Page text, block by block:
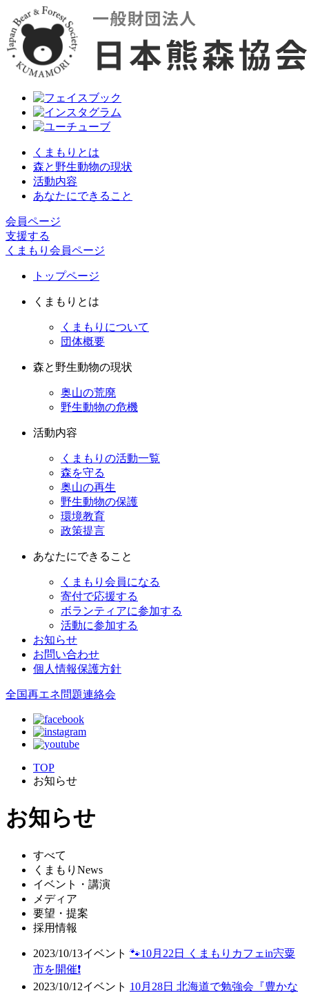
くまもりとは
森と野生動物の現状
活動内容
あなたにできること
会員ページ
支援する
くまもり会員ページ
トップページ
くまもりとは
くまもりについて
団体概要
森と野生動物の現状
奥山の荒廃
野生動物の危機
活動内容
くまもりの活動一覧
森を守る
奥山の再生
野生動物の保護
環境教育
政策提言
あなたにできること
くまもり会員になる
寄付で応援する
ボランティアに参加する
活動に参加する
お知らせ
お問い合わせ
個人情報保護方針
全国再エネ問題連絡会
TOP
お知らせ
お知らせ
すべて
くまもりNews
イベント・講演
メディア
要望・提案
採用情報
2023/10/13イベント 🐾10月22日 くまもりカフェin宍粟
市を開催❗
2023/10/12イベント 10月28日 北海道で勉強会『豊かな